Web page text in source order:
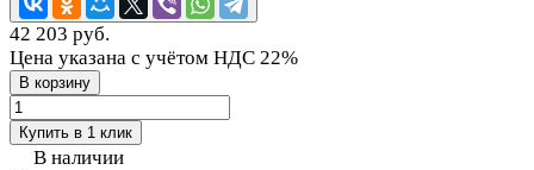
42 203 руб.
Цена указана с учётом НДС 22%
В корзину
Купить в 1 клик
В наличии